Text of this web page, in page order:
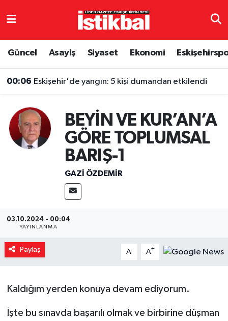
Güncel Asayiş Siyaset Ekonomi
00:06 Eskişehir'de yangın: 5 kişi dumandan etkilendi
BEYİN VE KUR’AN’A
GÖRE TOPLUMSAL
BARIŞ-1
GAZI ÖZDEMIR
03.10.2024 - 00:04
YAYINLANMA
Paylaş A- A+
Kaldığım yerden konuya devam ediyorum.
İşte bu sınavda başarılı olmak ve birbirine düşman
Eskişehirspor
Siyaset
Spor
Sağlık
Yaşam
Eskişehir Nöbetçi Eczaneler
Eskişehir Trafik Yoğunluk Haritası
TFF 3.Lig 4.Grup Puan Durumu ve Fikstür
Tüm Manşetler
Son Dakika Haberleri
Haber Arşivi